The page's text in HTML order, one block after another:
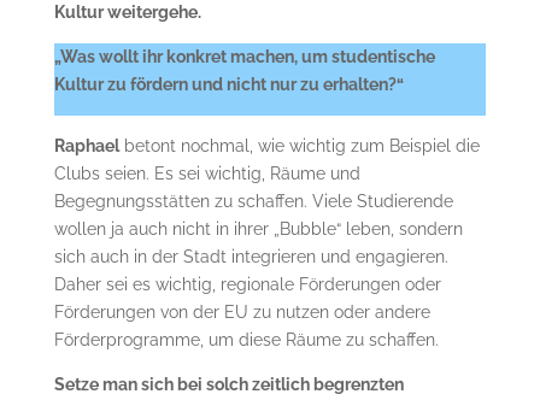
Kultur weitergehe.
„Was wollt ihr konkret machen, um studentische
Kultur zu fördern und nicht nur zu erhalten?“
Raphaelbetont nochmal, wie wichtig zum Beispiel die
Clubs seien. Es sei wichtig, Räume und
Begegnungsstätten zu schaffen. Viele Studierende
wollen ja auch nicht in ihrer „Bubble“ leben, sondern
sich auch in der Stadt integrieren und engagieren.
Daher sei es wichtig, regionale Förderungen oder
Förderungen von der EU zu nutzen oder andere
Förderprogramme, um diese Räume zu schaffen.
Setze man sich bei solch zeitlich begrenzten